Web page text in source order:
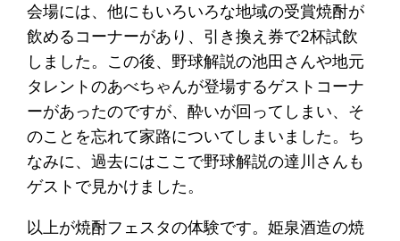
会場には、他にもいろいろな地域の受賞焼酎が
飲めるコーナーがあり、引き換え券で2杯試飲
しました。この後、野球解説の池田さんや地元
タレントのあべちゃんが登場するゲストコーナ
ーがあったのですが、酔いが回ってしまい、そ
のことを忘れて家路についてしまいました。ち
なみに、過去にはここで野球解説の達川さんも
ゲストで見かけました。
以上が焼酎フェスタの体験です。姫泉酒造の焼